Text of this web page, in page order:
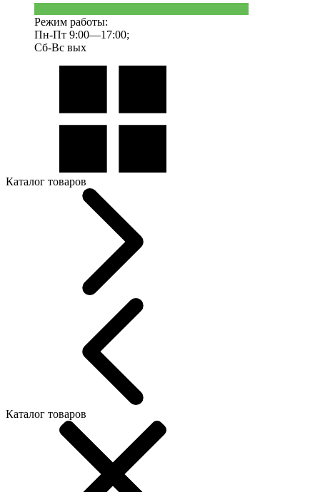
Режим работы:
Пн-Пт 9:00—17:00;
Сб-Вс вых
Каталог товаров
Каталог товаров